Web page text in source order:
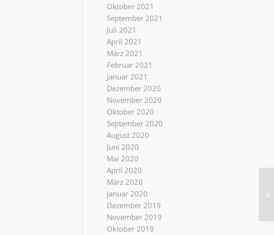
Oktober 2021
September 2021
Juli 2021
April 2021
März 2021
Februar 2021
Januar 2021
Dezember 2020
November 2020
Oktober 2020
September 2020
August 2020
Juni 2020
Mai 2020
April 2020
März 2020
Januar 2020
Dezember 2019
November 2019
Oktober 2019